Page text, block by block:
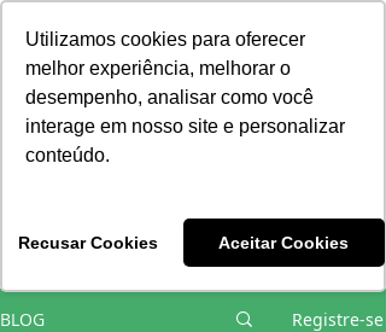
Utilizamos cookies para oferecer
melhor experiência, melhorar o
desempenho, analisar como você
interage em nosso site e personalizar
conteúdo.
Recusar Cookies Aceitar Cookies
Vivências e Cursos Iniciáticos
BLOG Registre-se